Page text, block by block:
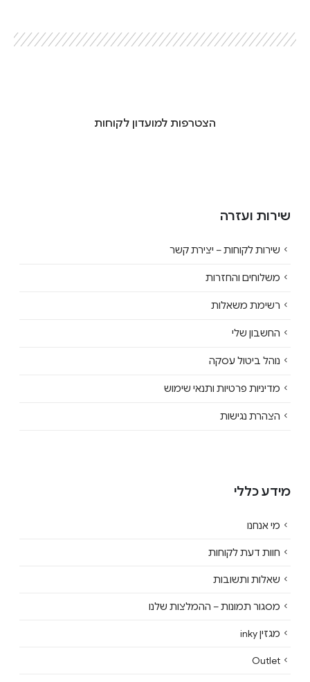
הצטרפות למועדון לקוחות
שירות ועזרה
שירות לקוחות – יצירת קשר
משלוחים והחזרות
רשימת משאלות
החשבון שלי
נוהל ביטול עסקה
מדיניות פרטיות ותנאי שימוש
הצהרת נגישות
מידע כללי
מי אנחנו
חוות דעת לקוחות
שאלות ותשובות
מסגור תמונות – ההמלצות שלנו
מגזין inky
Outlet